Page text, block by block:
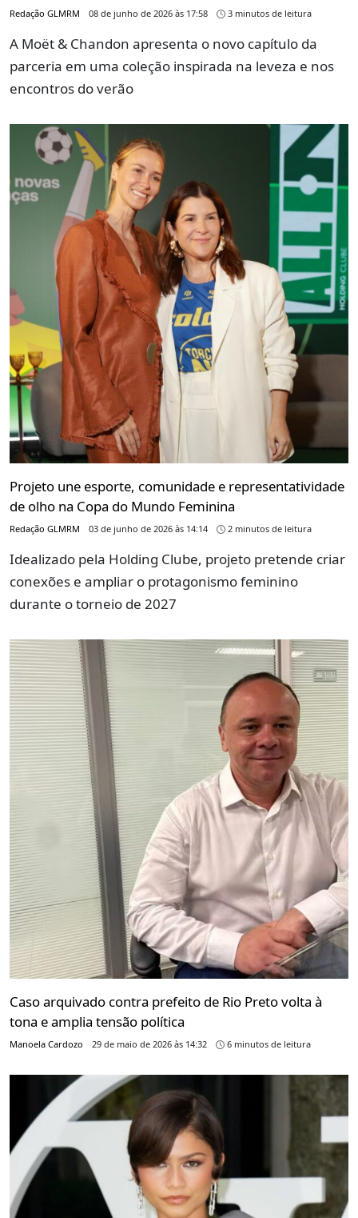
Redação GLMRM 08 de junho de 2026 às 17:58 3 minutos de leitura
A Moët & Chandon apresenta o novo capítulo da
parceria em uma coleção inspirada na leveza e nos
encontros do verão
Projeto une esporte, comunidade e representatividade
de olho na Copa do Mundo Feminina
Redação GLMRM 03 de junho de 2026 às 14:14 2 minutos de leitura
Idealizado pela Holding Clube, projeto pretende criar
conexões e ampliar o protagonismo feminino
durante o torneio de 2027
Caso arquivado contra prefeito de Rio Preto volta à
tona e amplia tensão política
Manoela Cardozo 29 de maio de 2026 às 14:32 6 minutos de leitura